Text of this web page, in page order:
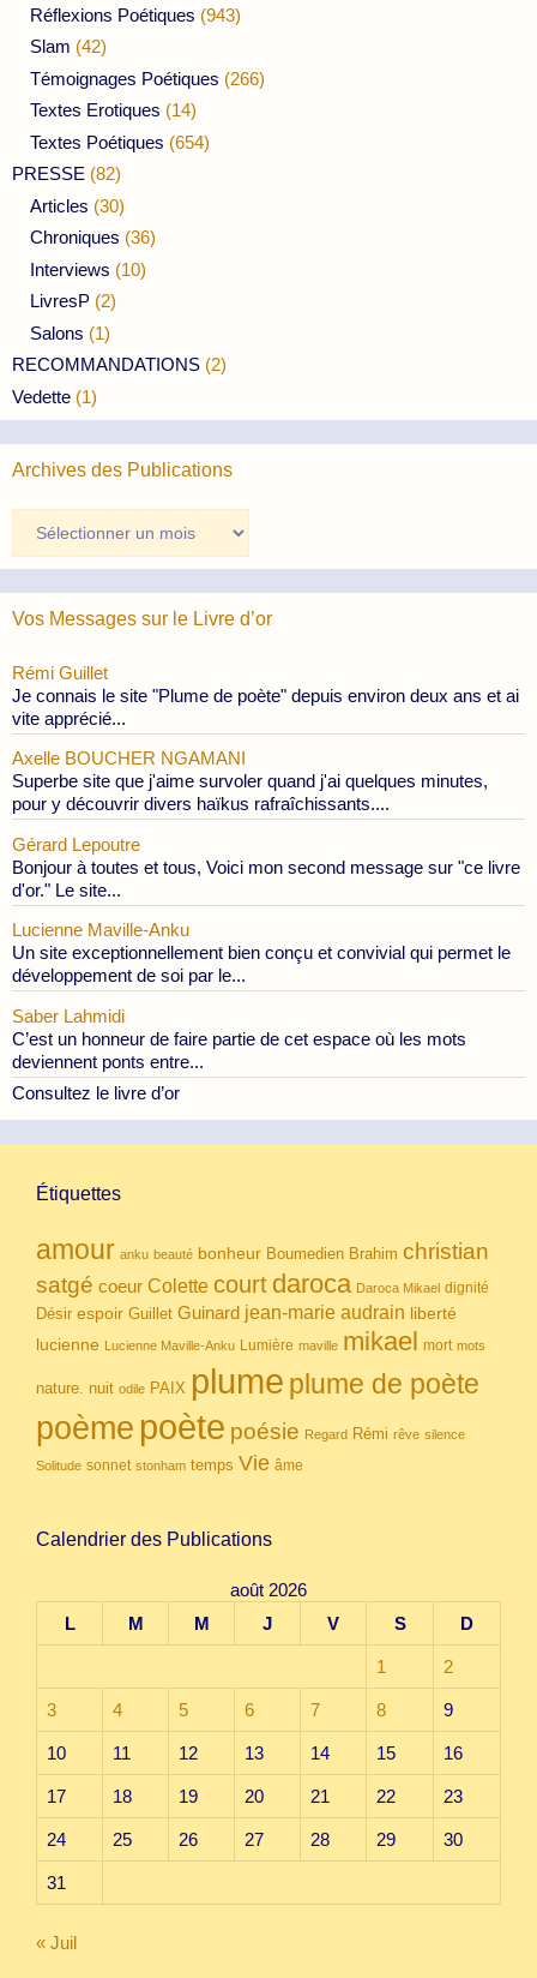
Réflexions Poétiques (943)
Slam (42)
Témoignages Poétiques (266)
Textes Erotiques (14)
Textes Poétiques (654)
PRESSE (82)
Articles (30)
Chroniques (36)
Interviews (10)
LivresP (2)
Salons (1)
RECOMMANDATIONS (2)
Vedette (1)
Archives des Publications
des
Publications
Vos Messages sur le Livre d’or
Rémi Guillet
Je connais le site "Plume de poète" depuis environ deux ans et ai
vite apprécié...
Axelle BOUCHER NGAMANI
Superbe site que j'aime survoler quand j'ai quelques minutes,
pour y découvrir divers haïkus rafraîchissants....
Gérard Lepoutre
Bonjour à toutes et tous, Voici mon second message sur "ce livre
d'or." Le site...
Lucienne Maville-Anku
Un site exceptionnellement bien conçu et convivial qui permet le
développement de soi par le...
Saber Lahmidi
C’est un honneur de faire partie de cet espace où les mots
deviennent ponts entre...
Consultez le livre d’or
Étiquettes
amour anku beauté bonheur Boumedien Brahim christian
satgé coeur Colette court daroca Daroca Mikael dignité
Désir espoir Guillet Guinard jean-marie audrain liberté
lucienne Lucienne Maville-Anku Lumière maville mikael mort mots
nature. nuit odile PAIX plume plume de poète
poème poète poésie Regard Rémi rêve silence
Solitude sonnet stonham temps Vie âme
Calendrier des Publications
août 2026
L
M M J V S D
1 2
3 4 5 6 7 8 9
10 11 12 13 14 15 16
17 18 19 20 21 22 23
24 25 26 27 28 29 30
31
« Juil